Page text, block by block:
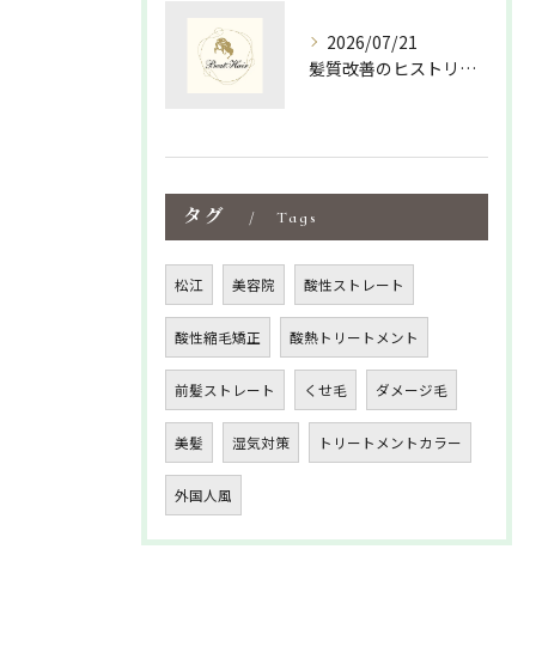
2026/07/21
髪質改善のヒストリーを紐解く島根県松江市大田市で美髪を叶える新常識
タグ Tags
松江 美容院 酸性ストレート
酸性縮毛矯正 酸熱トリートメント
前髪ストレート くせ毛 ダメージ毛
美髪 湿気対策 トリートメントカラー
外国人風